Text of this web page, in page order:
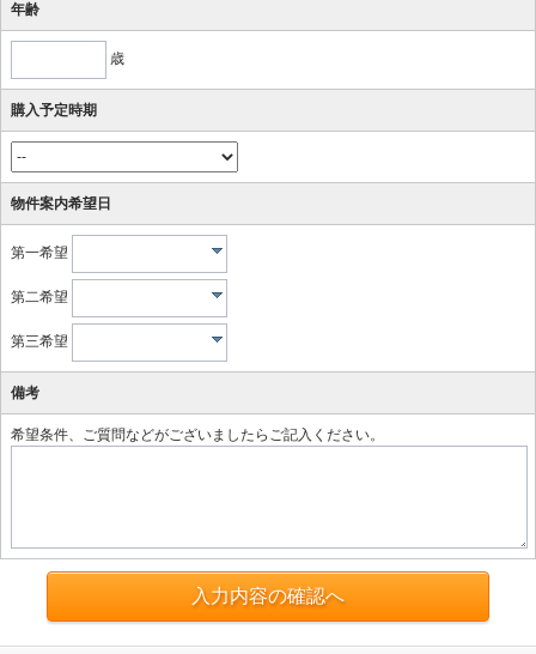
年齢
歳
購入予定時期
物件案内希望日
第一希望
第二希望
第三希望
備考
希望条件、ご質問などがございましたらご記入ください。
入力内容の確認へ